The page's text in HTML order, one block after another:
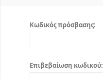
Κωδικός πρόσβασης:
Επιβεβαίωση κωδικού: